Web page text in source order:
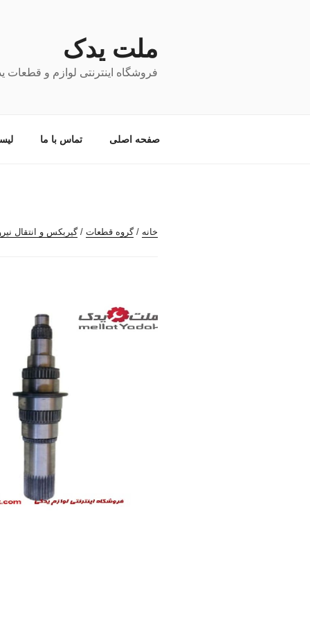
ملت یدک
فروشگاه اینترنتی لوازم و قطعات
صفحه اصلی تماس با ما
خانه /گروه قطعات /گیربکس و انتقال